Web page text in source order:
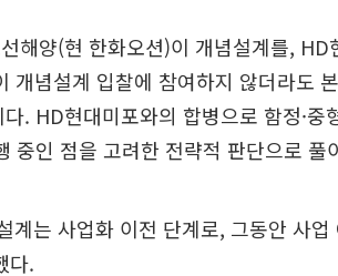
해양(현 한화오션)이 개념설계를, HD
개념설계 입찰에 참여하지 않더라도
. HD현대미포와의 합병으로 함정·중
중인 점을 고려한 전략적 판단으로 풀
계는 사업화 이전 단계로, 그동안 사업
다.